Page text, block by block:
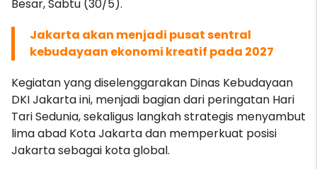
Besar, Sabtu (30/5).
Jakarta akan menjadi pusat sentral
kebudayaan ekonomi kreatif pada 2027
Kegiatan yang diselenggarakan Dinas Kebudayaan
DKI Jakarta ini, menjadi bagian dari peringatan Hari
Tari Sedunia, sekaligus langkah strategis menyambut
lima abad Kota Jakarta dan memperkuat posisi
Jakarta sebagai kota global.